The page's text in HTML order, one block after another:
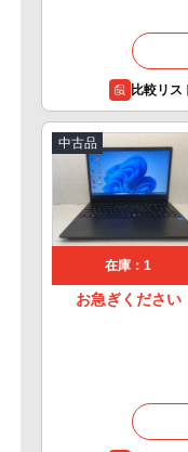
比較リス
中古品
在庫：1
お急ぎください